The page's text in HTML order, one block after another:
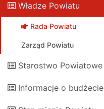
Władze Powiatu
Rada Powiatu
Zarząd Powiatu
Starostwo Powiatowe
Informacje o budżecie